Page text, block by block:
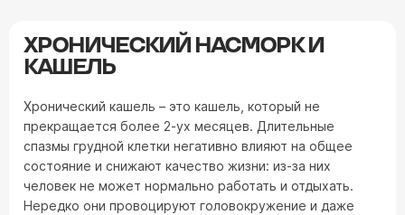
ХРОНИЧЕСКИЙ НАСМОРК И
КАШЕЛЬ
Хронический кашель – это кашель, который не
прекращается более 2-ух месяцев. Длительные
спазмы грудной клетки негативно влияют на общее
состояние и снижают качество жизни: из-за них
человек не может нормально работать и отдыхать.
Нередко они провоцируют головокружение и даже